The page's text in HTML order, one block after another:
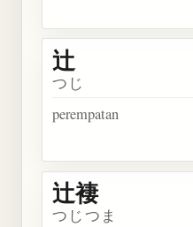
辻
つじ
perempatan
辻褄
つじつま